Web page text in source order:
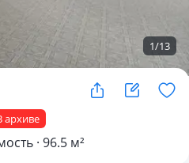
1/13
архиве
· 96.5 м²